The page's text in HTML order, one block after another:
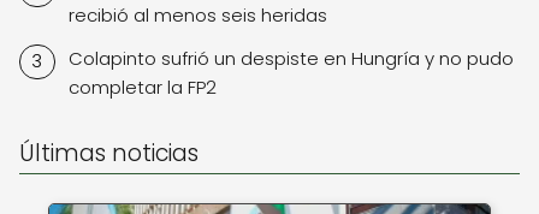
recibió al menos seis heridas
Colapinto sufrió un despiste en Hungría y no pudo
completar la FP2
Últimas noticias